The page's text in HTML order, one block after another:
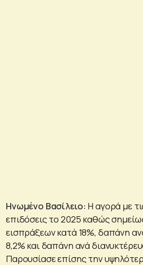
Ηνωμένο Βασίλειο: Η αγορά με
επιδόσεις το 2025 καθώς
εισπράξεων κατά 18%, δαπάνη
8,2% και δαπάνη ανά
Παρουσίασε επίσης την